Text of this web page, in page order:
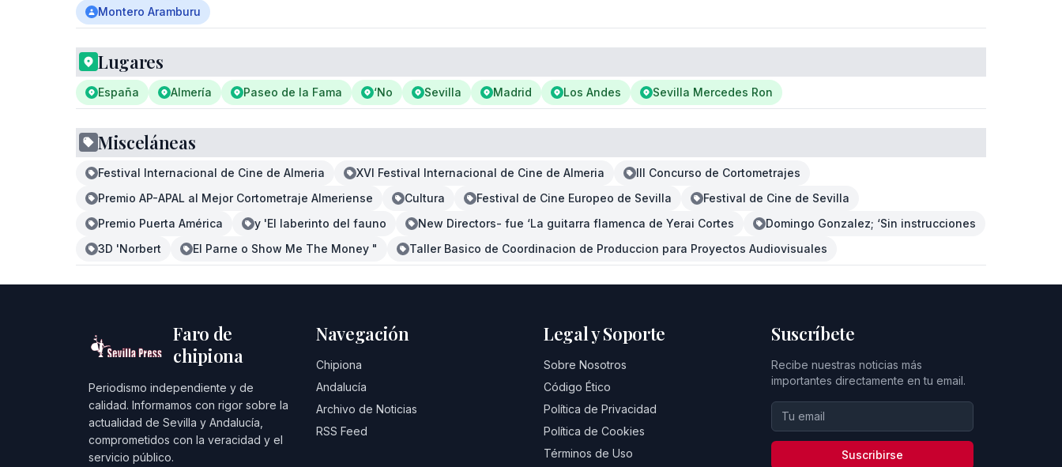
Montero Aramburu
Lugares
España Almería Paseo de la Fama ‘No Sevilla Madrid Los Andes Sevilla Mercedes Ron
Misceláneas
Festival Internacional de Cine de Almeria XVI Festival Internacional de Cine de Almeria
III Concurso de Cortometrajes
Premio AP-APAL al Mejor Cortometraje Almeriense
Cultura Festival de Cine Europeo de Sevilla
Festival de Cine de Sevilla
Premio Puerta América
y 'El laberinto del fauno New Directors- fue ‘La guitarra flamenca de Yerai Cortes
Domingo Gonzalez; ‘Sin instrucciones
3D 'Norbert
El Parne o Show Me The Money " Taller Basico de Coordinacion de Produccion para Proyectos Audiovisuales
Faro de
chipiona
Periodismo independiente y de
calidad. Informamos con rigor sobre la
actualidad de Sevilla y Andalucía,
comprometidos con la veracidad y el
servicio público.
Navegación
Chipiona
Andalucía
Archivo de Noticias
RSS Feed
Legal y Soporte
Sobre Nosotros
Código Ético
Política de Privacidad
Política de Cookies
Términos de Uso
Suscríbete
Recibe nuestras noticias más
importantes directamente en tu email.
Suscribirse